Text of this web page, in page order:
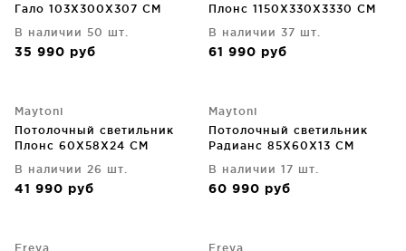
Гало 103X300X307 CM
В наличии 50 шт.
35 990 руб
Плонс 1150X330X3330 CM
В наличии 37 шт.
61 990 руб
Maytoni
Потолочный светильник
Плонс 60X58X24 CM
В наличии 26 шт.
41 990 руб
Maytoni
Потолочный светильник
Радианс 85X60X13 CM
В наличии 17 шт.
60 990 руб
Freya Freya